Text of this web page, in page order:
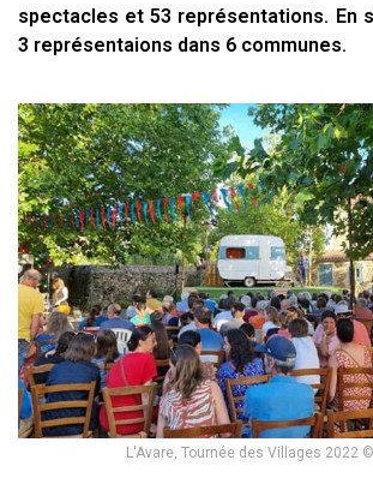
spectacles et 53 représentations. En
3 représentaions dans 6 communes.
L'Avare, Tournée des Villages 2022 ©